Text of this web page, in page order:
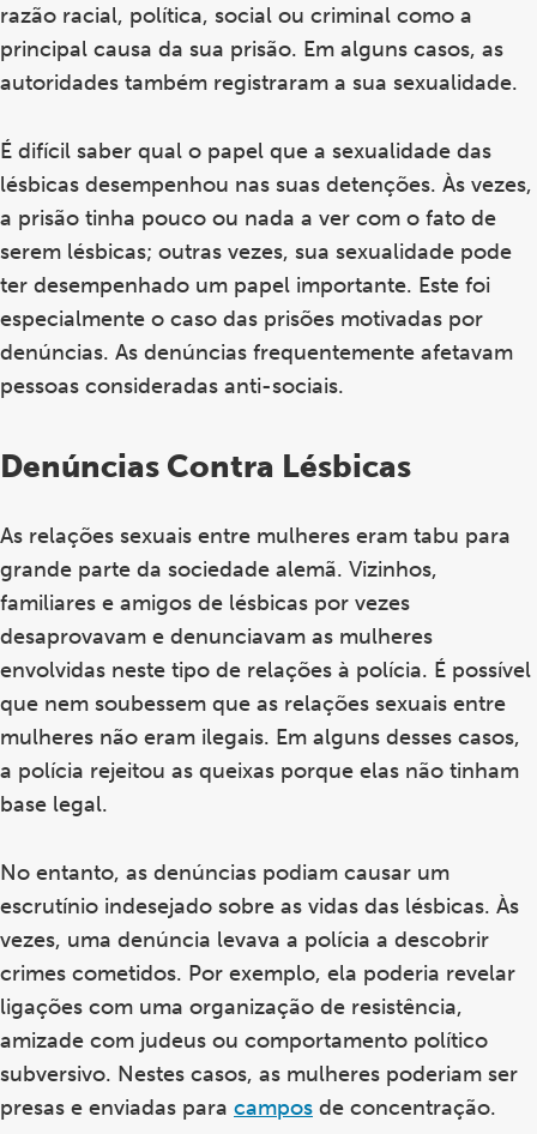
razão racial, política, social ou criminal como a
principal causa da sua prisão. Em alguns casos, as
autoridades também registraram a sua sexualidade.
É difícil saber qual o papel que a sexualidade das
lésbicas desempenhou nas suas detenções. Às vezes,
a prisão tinha pouco ou nada a ver com o fato de
serem lésbicas; outras vezes, sua sexualidade pode
ter desempenhado um papel importante. Este foi
especialmente o caso das prisões motivadas por
denúncias. As denúncias frequentemente afetavam
pessoas consideradas anti-sociais.
Denúncias Contra Lésbicas
As relações sexuais entre mulheres eram tabu para
grande parte da sociedade alemã. Vizinhos,
familiares e amigos de lésbicas por vezes
desaprovavam e denunciavam as mulheres
envolvidas neste tipo de relações à polícia. É possível
que nem soubessem que as relações sexuais entre
mulheres não eram ilegais. Em alguns desses casos,
a polícia rejeitou as queixas porque elas não tinham
base legal.
No entanto, as denúncias podiam causar um
escrutínio indesejado sobre as vidas das lésbicas. Às
vezes, uma denúncia levava a polícia a descobrir
crimes cometidos. Por exemplo, ela poderia revelar
ligações com uma organização de resistência,
amizade com judeus ou comportamento político
subversivo. Nestes casos, as mulheres poderiam ser
presas e enviadas para campos de concentração.